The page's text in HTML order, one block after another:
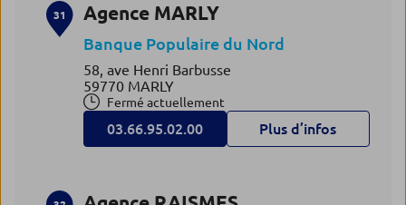
31 Agence MARLY
Banque Populaire du Nord
58, ave Henri Barbusse
59770 MARLY
Fermé actuellement
03.66.95.02.00 Plus d’infos